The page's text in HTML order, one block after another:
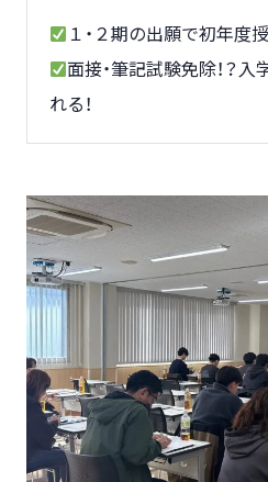
１・２期の出願で初年度
面接・筆記試験免除！？
れる！